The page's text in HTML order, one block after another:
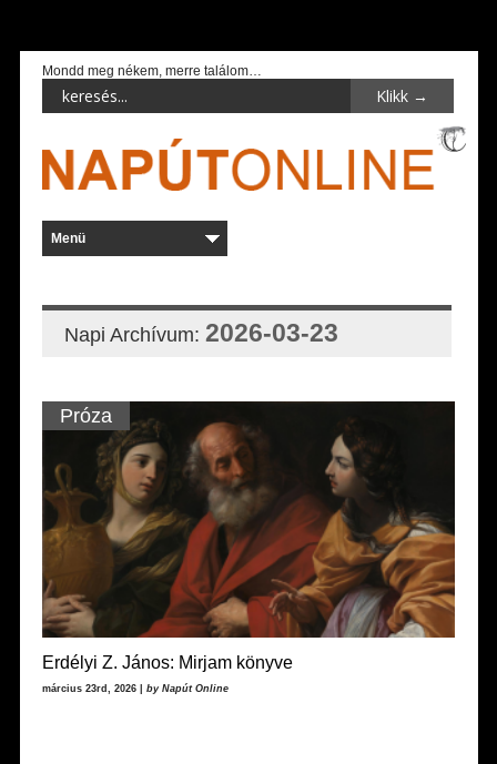
Mondd meg nékem, merre találom…
Napi Archívum: 2026-03-23
Próza
Erdélyi Z. János: Mirjam könyve
március 23rd, 2026 | by Napút Online